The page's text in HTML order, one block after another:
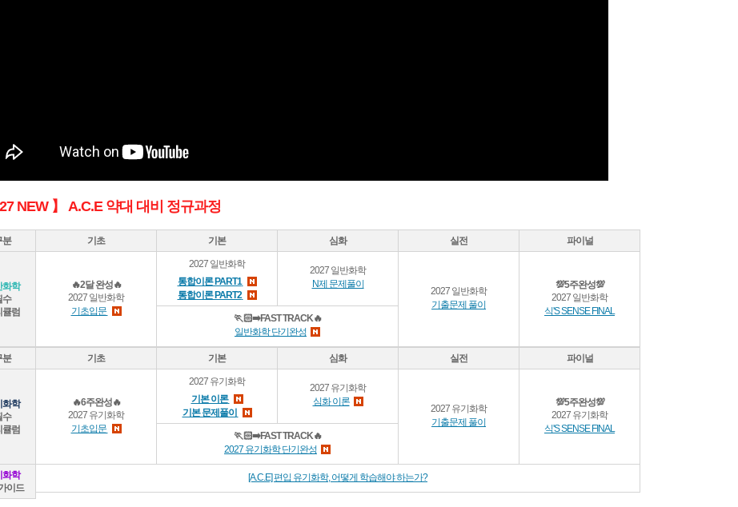
NEW 】 A.C.E 약대 대비 정규과정
분 기초 기본 심화 실전 파이널
화학
수
큘럼
🔥2달 완성🔥
2027 일반화학
기초입문
2027 일반화학
통합이론 PART1
통합이론 PART2
2027 일반화학
N제 문제풀이
2027 일반화학
기출문제 풀이
💯5주완성💯
2027 일반화학
식'S SENSE FINAL
🏃🏻‍➡️FAST TRACK🔥
일반화학 단기완성
분 기초 기본 심화 실전 파이널
화학
수
큘럼
🔥6주완성🔥
2027 유기화학
기초입문
2027 유기화학
기본 이론
기본 문제풀이
2027 유기화학
심화 이론
2027 유기화학
기출문제 풀이
💯5주완성💯
2027 유기화학
식'S SENSE FINAL
🏃🏻‍➡️FAST TRACK🔥
2027 유기화학 단기완성
화학
이드
[A.C.E] 편입 유기화학, 어떻게 학습해야 하는가?